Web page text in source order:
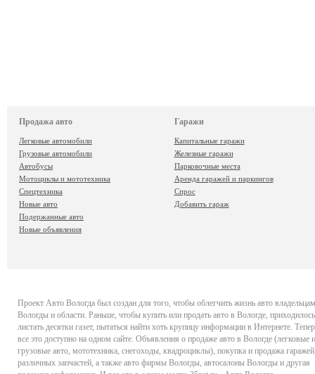
Продажа авто
Легковые автомобили
Грузовые автомобили
Автобусы
Мотоциклы и мототехника
Спецтехника
Новые авто
Подержанные авто
Новые объявления
Гаражи
Капитальные гаражи
Железные гаражи
Парковочные места
Аренда гаражей и паркингов
Спрос
Добавить гараж
Проект Авто Вологда был создан для того, чтобы облегчить жизнь авто владельцам
Вологды и области. Раньше, чтобы купить или продать авто в Вологде, приходилось
листать десятки газет, пытаться найти хоть крупицу информации в Интернете.
все это доступно на одном сайте. Объявления о продаже авто в Вологде (легковые и
грузовые авто, мототехника, снегоходы, квадроциклы), покупка и продажа
различных запчастей, а также авто фирмы Вологды, автосалоны Вологды и другая